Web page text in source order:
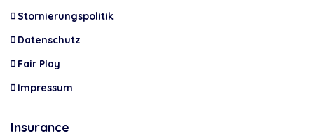
Stornierungspolitik
Datenschutz
Fair Play
Impressum
Insurance